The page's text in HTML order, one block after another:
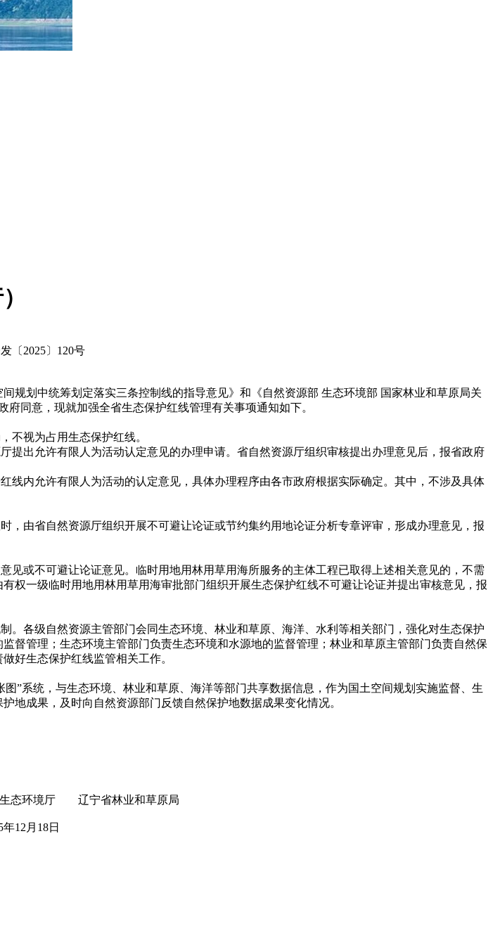
〔2025〕120号
划中统筹划定落实三条控制线的指导意见》和《自然资源部 生态环境部 国家林业和草原局关
同意，现就加强全省生态保护红线管理有关事项通知如下。
视为占用生态保护红线。
出允许有限人为活动认定意见的办理申请。省自然资源厅组织审核提出办理意见后，报省政府
内允许有限人为活动的认定意见，具体办理程序由各市政府根据实际确定。其中，不涉及具体
由省自然资源厅组织开展不可避让论证或节约集约用地论证分析专章评审，形成办理意见，报
或不可避让论证意见。临时用地用林用草用海所服务的主体工程已取得上述相关意见的，不需
权一级临时用地用林用草用海审批部门组织开展生态保护红线不可避让论证并提出审核意见，报
各级自然资源主管部门会同生态环境、林业和草原、海洋、水利等相关部门，强化对生态保护
督管理；生态环境主管部门负责生态环境和水源地的监督管理；林业和草原主管部门负责自然保
好生态保护红线监管相关工作。
系统，与生态环境、林业和草原、海洋等部门共享数据信息，作为国土空间规划实施监督、生
地成果，及时向自然资源部门反馈自然保护地数据成果变化情况。
态环境厅 辽宁省林业和草原局
年12月18日